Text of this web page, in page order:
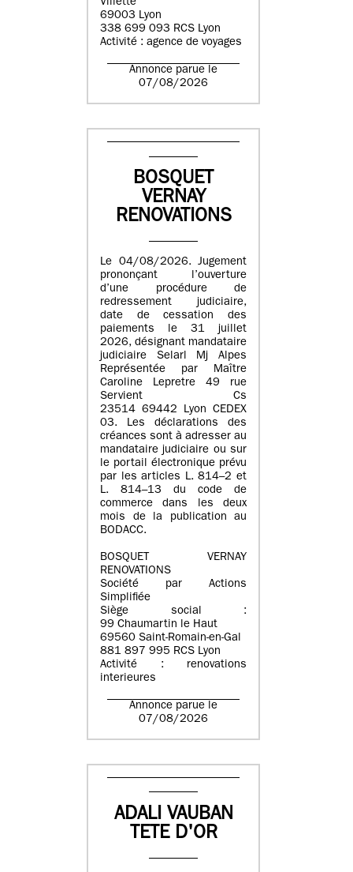
Villette
69003 Lyon
338 699 093 RCS Lyon
Activité : agence de voyages
Annonce parue le
07/08/2026
BOSQUET
VERNAY
RENOVATIONS
Le 04/08/2026. Jugement
prononçant l’ouverture
d’une procédure de
redressement judiciaire,
date de cessation des
paiements le 31 juillet
2026, désignant mandataire
judiciaire Selarl Mj Alpes
Représentée par Maître
Caroline Lepretre 49 rue
Servient Cs
23514 69442 Lyon CEDEX
03. Les déclarations des
créances sont à adresser au
mandataire judiciaire ou sur
le portail électronique prévu
par les articles L. 814–2 et
L. 814–13 du code de
commerce dans les deux
mois de la publication au
BODACC.
BOSQUET VERNAY
RENOVATIONS
Société par Actions
Simplifiée
Siège social :
99 Chaumartin le Haut
69560 Saint-Romain-en-Gal
881 897 995 RCS Lyon
Activité : renovations
interieures
Annonce parue le
07/08/2026
ADALI VAUBAN
TETE D'OR